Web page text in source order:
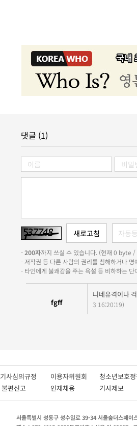
댓글 (1)
-200자까지 쓰실 수 있습니다. (현재 0 byte
- 저작권 등 다른 사람의 권리를 침해하거나
- 타인에게 불쾌감을 주는 욕설 등 비하하는
fgff
니네유격이나
3 16:20:19)
기사심의규정 이용자위원회 청소년보
불편신고 인재채용 기사제보
서울특별시 성동구 성수일로 39-34 서울숲더스페